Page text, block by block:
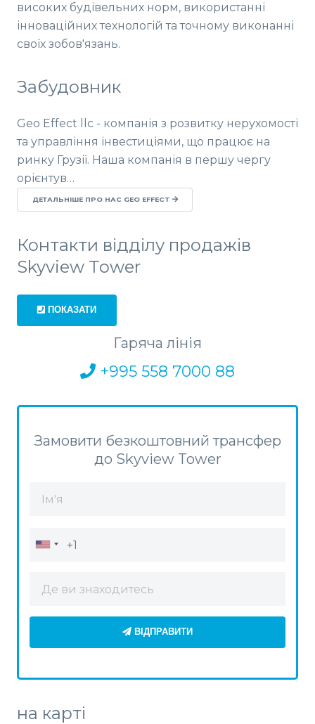
високих будівельних норм, використанні
інноваційних технологій та точному виконанні
своїх зобов'язань.
Забудовник
Geo Effect llc - компанія з розвитку нерухомості
та управління інвестиціями, що працює на
ринку Грузії. Наша компанія в першу чергу
орієнтув…
ДЕТАЛЬНІШЕ ПРО НАС GEO EFFECT
Контакти відділу продажів
Skyview Tower
ПОКАЗАТИ
Гаряча лінія
+995 558 7000 88
Замовити безкоштовний трансфер
до Skyview Tower
ВІДПРАВИТИ
на карті